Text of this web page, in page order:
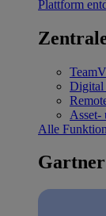
Plattform
Digital
Asset-
Alle